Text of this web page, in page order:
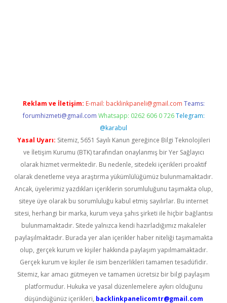
Reklam ve İletişim: E-mail: backlinkpaneli@gmail.com Teams:
forumhizmeti@gmail.com Whatsapp: 0262 606 0 726 Telegram:
@karabul
Yasal Uyarı: Sitemiz, 5651 Sayılı Kanun gereğince Bilgi Teknolojileri
ve İletişim Kurumu (BTK) tarafından onaylanmış bir Yer Sağlayıcı
olarak hizmet vermektedir. Bu nedenle, sitedeki içerikleri proaktif
olarak denetleme veya araştırma yükümlülüğümüz bulunmamaktadır.
Ancak, üyelerimiz yazdıkları içeriklerin sorumluluğunu taşımakta olup,
siteye üye olarak bu sorumluluğu kabul etmiş sayılırlar. Bu internet
sitesi, herhangi bir marka, kurum veya şahıs şirketi ile hiçbir bağlantısı
bulunmamaktadır. Sitede yalnızca kendi hazırladığımız makaleler
paylaşılmaktadır. Burada yer alan içerikler haber niteliği taşımamakta
olup, gerçek kurum ve kişiler hakkında paylaşım yapılmamaktadır.
Gerçek kurum ve kişiler ile isim benzerlikleri tamamen tesadüfidir.
Sitemiz, kar amacı gütmeyen ve tamamen ücretsiz bir bilgi paylaşım
platformudur. Hukuka ve yasal düzenlemelere aykırı olduğunu
düşündüğünüz içerikleri, backlinkpanelicomtr@gmail.com